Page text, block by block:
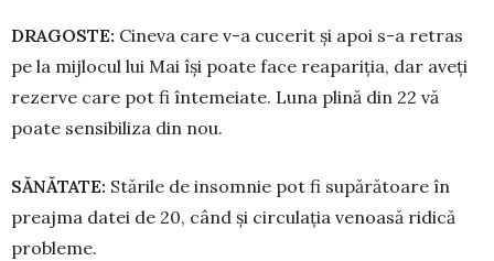
DRAGOSTE: Cineva care v-a cucerit și apoi s-a retras
pe la mijlocul lui Mai își poa­te face reapariția, dar aveți
re­zer­­ve care pot fi înte­meiate. Luna plină din 22 vă
poate sensibiliza din nou.
SĂNĂTATE: Stările de insomnie pot fi supărătoare în
preajma datei de 20, când și circulația venoasă ri­dică
probleme.